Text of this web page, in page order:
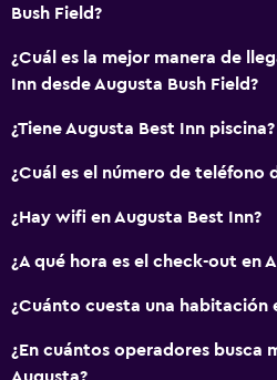
Bush Field?
¿Cuál es la mejor manera de
Inn desde Augusta Bush Field?
¿Tiene Augusta Best Inn piscina?
¿Cuál es el número de teléfono
¿Hay wifi en Augusta Best Inn?
¿A qué hora es el check-out en
¿Cuánto cuesta una habitación
¿En cuántos operadores busca
Augusta?